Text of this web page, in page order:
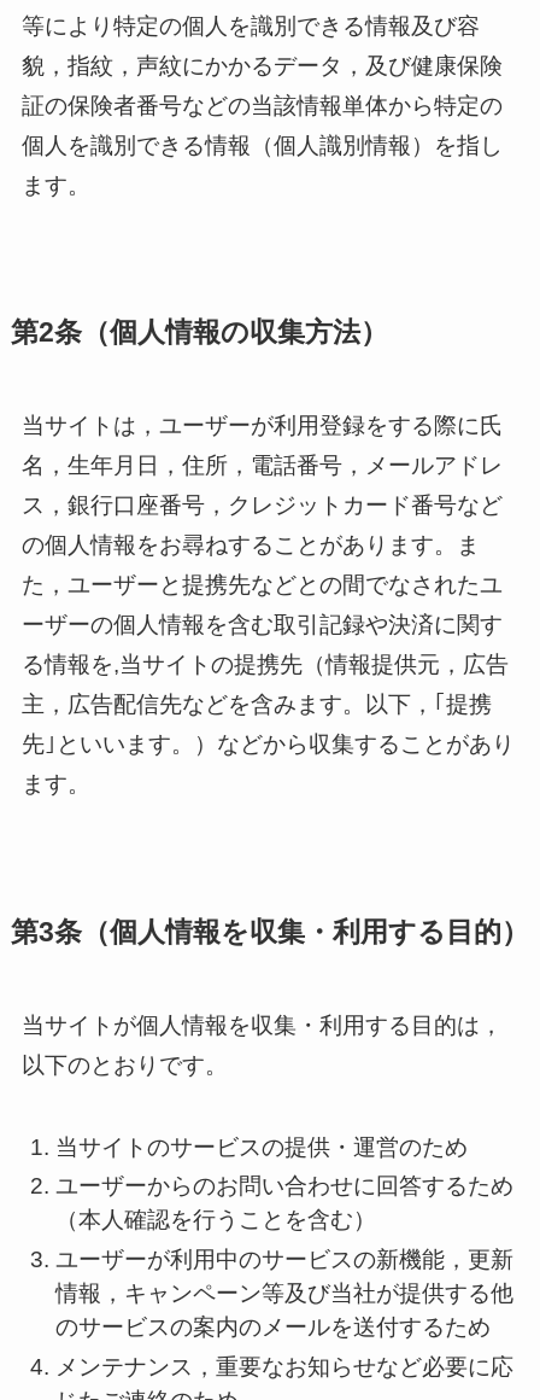
等により特定の個人を識別できる情報及び容
貌，指紋，声紋にかかるデータ，及び健康保険
証の保険者番号などの当該情報単体から特定の
個人を識別できる情報（個人識別情報）を指し
ます。
第2条（個人情報の収集方法）
当サイトは，ユーザーが利用登録をする際に氏
名，生年月日，住所，電話番号，メールアドレ
ス，銀行口座番号，クレジットカード番号など
の個人情報をお尋ねすることがあります。ま
た，ユーザーと提携先などとの間でなされたユ
ーザーの個人情報を含む取引記録や決済に関す
る情報を,当サイトの提携先（情報提供元，広告
主，広告配信先などを含みます。以下，｢提携
先｣といいます。）などから収集することがあり
ます。
第3条（個人情報を収集・利用する目的）
当サイトが個人情報を収集・利用する目的は，
以下のとおりです。
当サイトのサービスの提供・運営のため
ユーザーからのお問い合わせに回答するため
（本人確認を行うことを含む）
ユーザーが利用中のサービスの新機能，更新
情報，キャンペーン等及び当社が提供する他
のサービスの案内のメールを送付するため
メンテナンス，重要なお知らせなど必要に応